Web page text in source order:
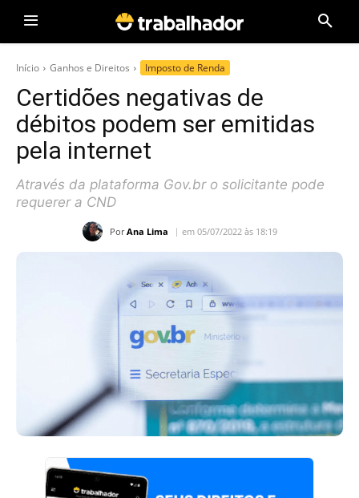
Início Ganhos e Direitos Imposto de Renda
Certidões negativas de
débitos podem ser emitidas
pela internet
Através da plataforma Gov.br o solicitante pode
requerer a CND
Por Ana Lima em 05/07/2022 às 18:19